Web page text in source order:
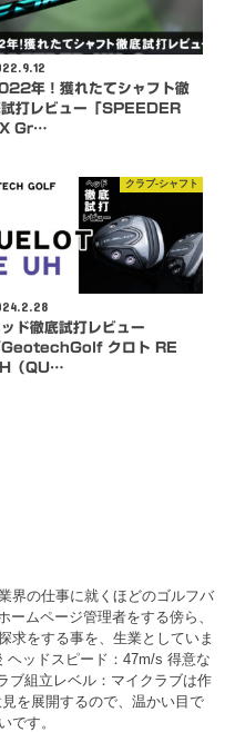
年！獲れたてシャフト徹
打レビュー「SPEEDER
Gr…
クラブ-シャフト
ド徹底試打レビュー
GeotechGolf クロト RE
（QU…
界の仕事に就くほどのゴルフバ
ームページ管理者をする傍ら、
求をする事を、生業としていま
ヘッドスピード：47m/s 得意な
ブ組立レベル：マイクラブは作
を展開するので、温かい目で
です。